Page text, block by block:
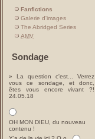
Fanfictions
Galerie d'images
The Abridged Series
AMV
Sondage
» La question c'est... Verrez
vous ce sondage, et donc,
êtes vous encore vivant ?!
24.05.18
OH MON DIEU, du nouveau
contenu !